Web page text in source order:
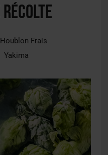
récolte
Houblon Frais
Yakima